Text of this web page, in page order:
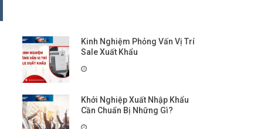
Kinh Nghiệm Phỏng Vấn Vị Trí
Sale Xuất Khẩu
Khởi Nghiệp Xuất Nhập Khẩu
Cần Chuẩn Bị Những Gì?